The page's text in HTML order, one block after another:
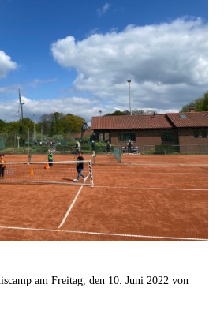
am Freitag, den 10. Juni 2022 von